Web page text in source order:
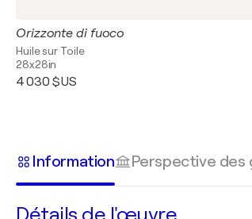
Orizzonte di fuoco
Huile sur Toile
28x28in
4 030 $US
Information Perspective des